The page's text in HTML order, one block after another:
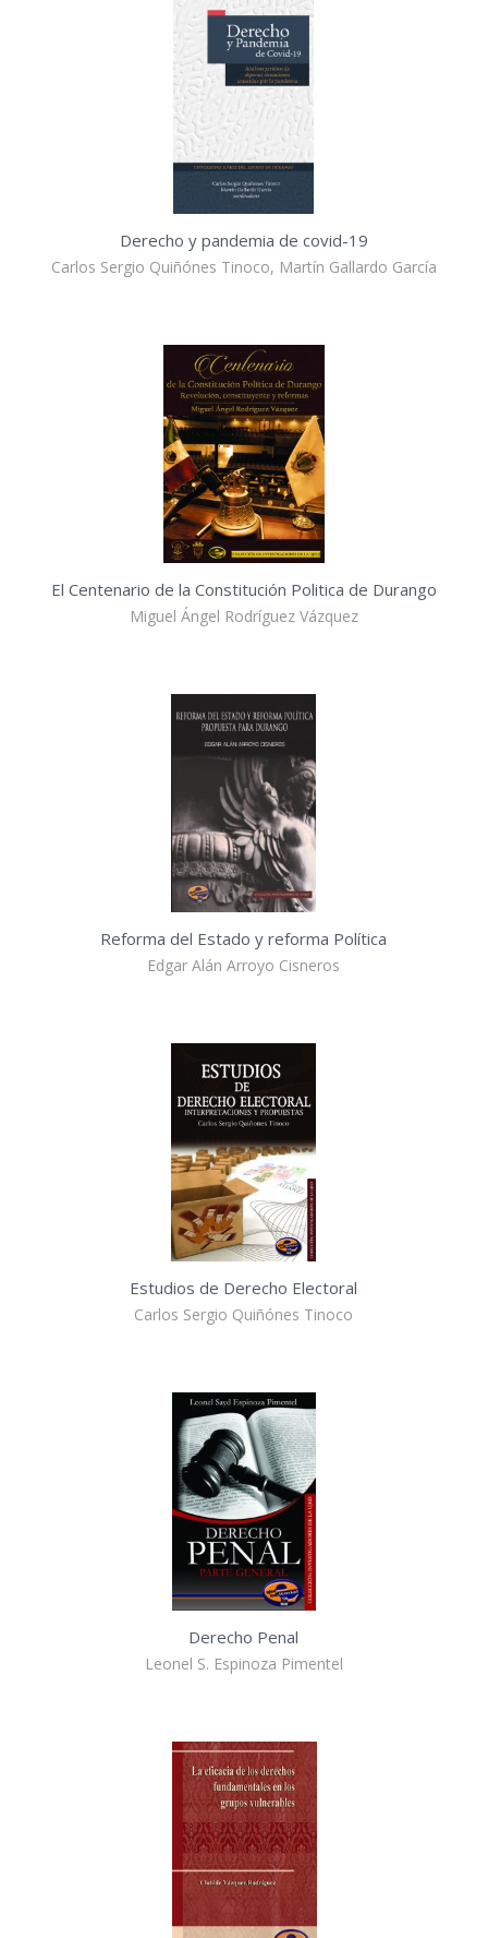
Derecho y pandemia de covid-19
Carlos Sergio Quiñónes Tinoco, Martín Gallardo García
El Centenario de la Constitución Politica de Durango
Miguel Ángel Rodríguez Vázquez
Reforma del Estado y reforma Política
Edgar Alán Arroyo Cisneros
Estudios de Derecho Electoral
Carlos Sergio Quiñónes Tinoco
Derecho Penal
Leonel S. Espinoza Pimentel